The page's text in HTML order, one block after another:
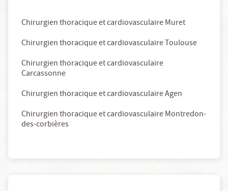
Chirurgien thoracique et cardiovasculaire Muret
Chirurgien thoracique et cardiovasculaire Toulouse
Chirurgien thoracique et cardiovasculaire
Carcassonne
Chirurgien thoracique et cardiovasculaire Agen
Chirurgien thoracique et cardiovasculaire Montredon-
des-corbières